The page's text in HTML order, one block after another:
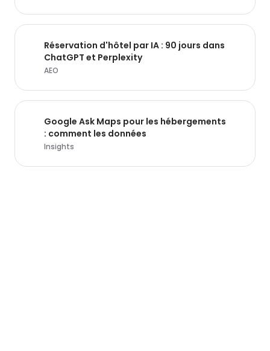
Réservation d'hôtel par IA : 90 jours dans
ChatGPT et Perplexity
AEO
Google Ask Maps pour les hébergements
: comment les données
Insights